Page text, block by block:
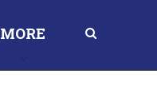
MORE